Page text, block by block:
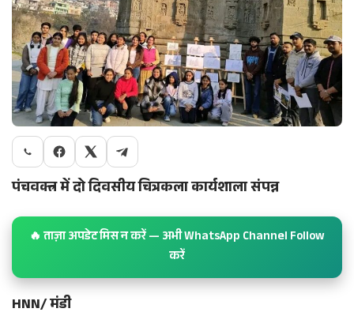
पंचवक्त्र में दो दिवसीय चित्रकला कार्यशाला संपन्न
🔥 ताज़ा अपडेट मिस न करें — अभी WhatsApp Channel Follow
करें
HNN/ मंडी